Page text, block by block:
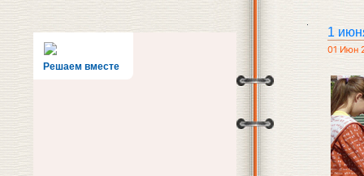
Решаем вместе
1
01 Июн